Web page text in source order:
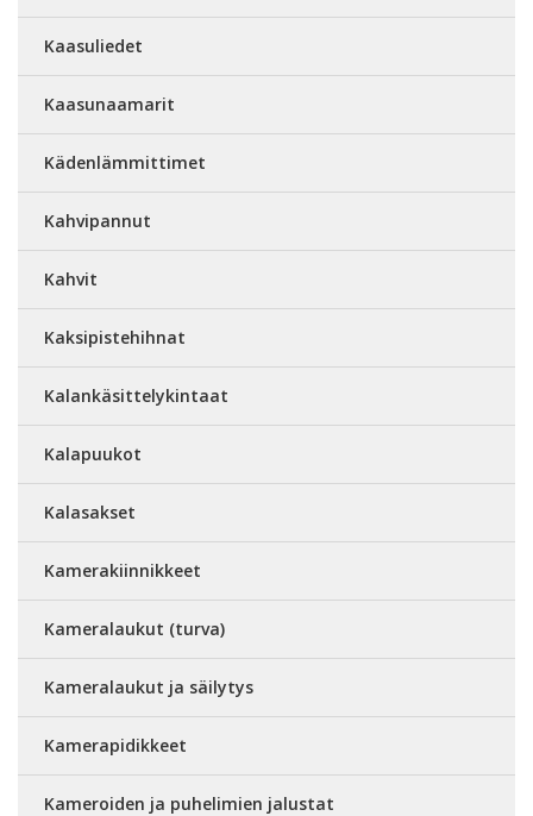
Kaasuliedet
Kaasunaamarit
Kädenlämmittimet
Kahvipannut
Kahvit
Kaksipistehihnat
Kalankäsittelykintaat
Kalapuukot
Kalasakset
Kamerakiinnikkeet
Kameralaukut (turva)
Kameralaukut ja säilytys
Kamerapidikkeet
Kameroiden ja puhelimien jalustat